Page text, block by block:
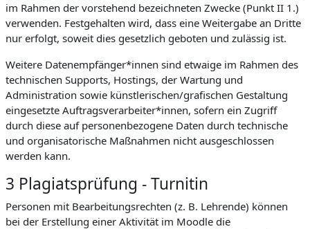
im Rahmen der vorstehend bezeichneten Zwecke (Punkt II 1.)
verwenden. Festgehalten wird, dass eine Weitergabe an Dritte
nur erfolgt, soweit dies gesetzlich geboten und zulässig ist.
Weitere Datenempfänger*innen sind etwaige im Rahmen des
technischen Supports, Hostings, der Wartung und
Administration sowie künstlerischen/grafischen Gestaltung
eingesetzte Auftragsverarbeiter*innen, sofern ein Zugriff
durch diese auf personenbezogene Daten durch technische
und organisatorische Maßnahmen nicht ausgeschlossen
werden kann.
3 Plagiatsprüfung - Turnitin
Personen mit Bearbeitungsrechten (z. B. Lehrende) können
bei der Erstellung einer Aktivität im Moodle die